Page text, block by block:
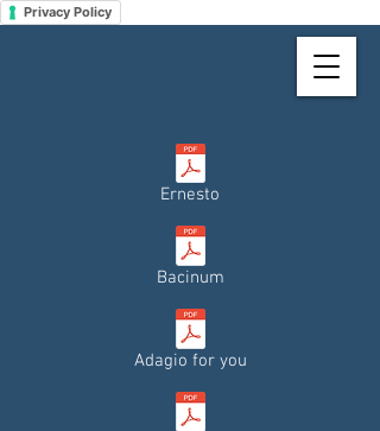
Privacy Policy
Ernesto
Bacinum
Adagio for you